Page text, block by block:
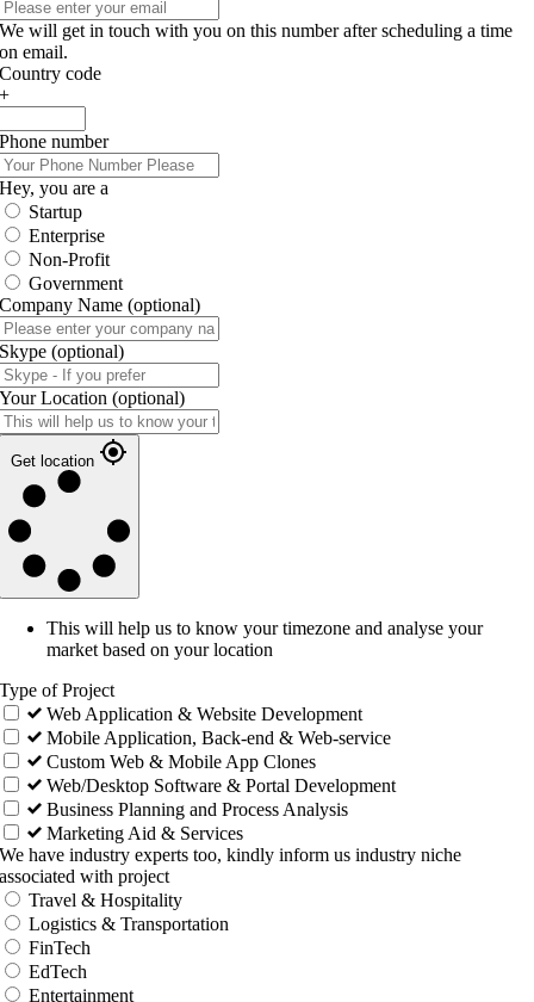
We will get in touch with you on this number after scheduling a time
on email.
Country code
+
Phone number
Hey, you are a
Startup
Enterprise
Non-Profit
Government
Company Name (optional)
Skype (optional)
Your Location (optional)
Get location
This will help us to know your timezone and analyse your
market based on your location
Type of Project
Web Application & Website Development
Mobile Application, Back-end & Web-service
Custom Web & Mobile App Clones
Web/Desktop Software & Portal Development
Business Planning and Process Analysis
Marketing Aid & Services
We have industry experts too, kindly inform us industry niche
associated with project
Travel & Hospitality
Logistics & Transportation
FinTech
EdTech
Entertainment